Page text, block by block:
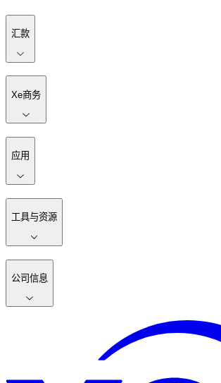
汇款
Xe商务
应用
工具与资源
公司信息